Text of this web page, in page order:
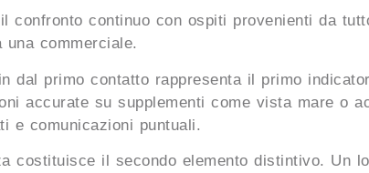
confronto continuo con ospiti provenienti da
una commerciale.
dal primo contatto rappresenta il primo
accurate su supplementi come vista mare o
e comunicazioni puntuali.
costituisce il secondo elemento distintivo. Un